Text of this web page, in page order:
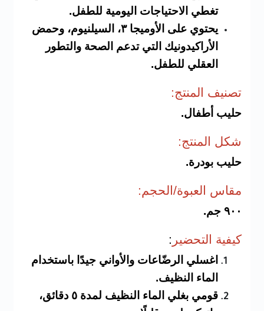
تغطي الاحتياجات اليومية للطفل.
يحتوي على الأوميجا ٣، السيلنيوم، وحمض
الأراكيدونيك التي تدعم الصحة والتطور
العقلي للطفل.
تصنيف المنتج:
حليب أطفال.
شكل المنتج:
حليب بودرة.
مقاس العبوة/الحجم:
٩٠٠ جم.
كيفية التحضير :
اغسلي الرضّاعات والأواني جيدًا باستخدام
الماء النظيف.
قومي بغلي الماء النظيف لمدة ٥ دقائق،